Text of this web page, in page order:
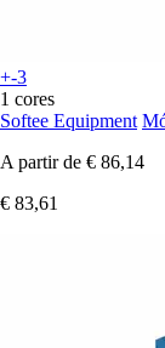
+-3
1 cores
Softee Equipment
A partir de € 86,14
€ 83,61